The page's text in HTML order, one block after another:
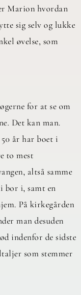
Marion hvordan
sig selv og lukke
øvelse, som
for at se om
Det kan man.
50 år har boet i
to mest
altså samme
bor i, samt en
På kirkegården
man desuden
indenfor de sidste
som stemmer